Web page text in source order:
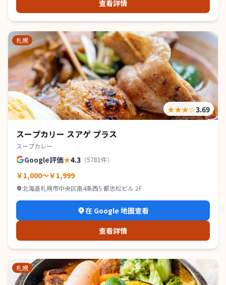
查看詳情
札幌
★★★☆3.69
スープカリー スアゲ プラス
スープカレー
Google評価★4.3 （5781件）
￥1,000～￥1,999
北海道札幌市中央区南4条西5 都志松ビル 2F
在 Google 地圖查看
查看詳情
札幌